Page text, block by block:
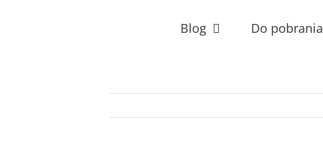
Blog Do pobrania